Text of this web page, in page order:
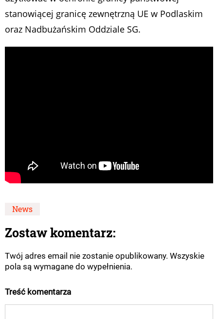
stanowiącej granicę zewnętrzną UE w Podlaskim
oraz Nadbużańskim Oddziale SG.
News
Zostaw komentarz:
Twój adres email nie zostanie opublikowany. Wszyskie
pola są wymagane do wypełnienia.
Treść komentarza